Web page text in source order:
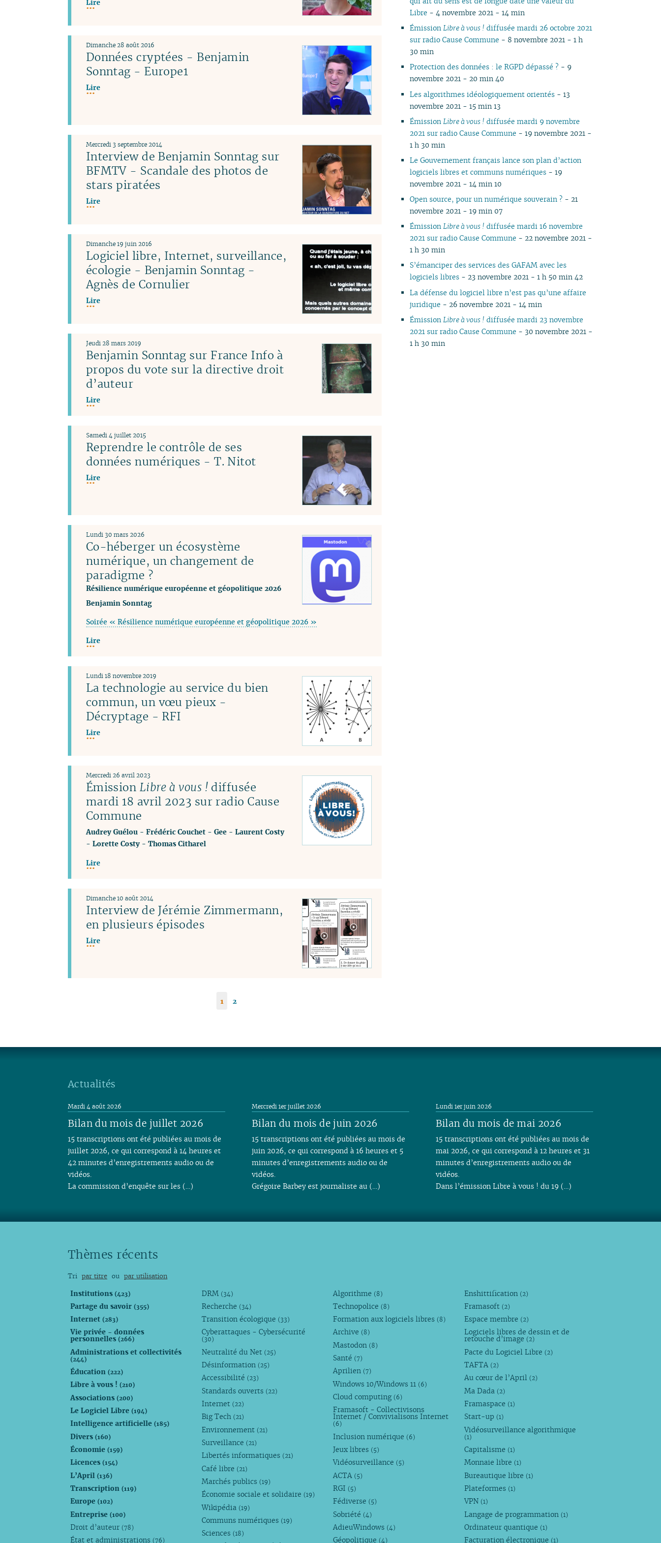
Lire
Données cryptées - Benjamin
Sonntag - Europe1
Dimanche 28 août 2016
Lire
Interview de Benjamin Sonntag sur
BFMTV - Scandale des photos de
stars piratées
Mercredi 3 septembre 2014
Lire
Logiciel libre, Internet, surveillance,
écologie - Benjamin Sonntag -
Agnès de Cornulier
Dimanche 19 juin 2016
Lire
Benjamin Sonntag sur France Info à
propos du vote sur la directive droit
d’auteur
Jeudi 28 mars 2019
Lire
Reprendre le contrôle de ses
données numériques - T. Nitot
Samedi 4 juillet 2015
Lire
Co-héberger un écosystème
numérique, un changement de
paradigme ?
Résilience numérique européenne et géopolitique 2026
Lundi 30 mars 2026
Benjamin Sonntag
Soirée « Résilience numérique européenne et géopolitique 2026 »
Lire
La technologie au service du bien
commun, un vœu pieux -
Décryptage - RFI
Lundi 18 novembre 2019
Lire
Émission Libre à vous !diffusée
mardi 18 avril 2023 sur radio Cause
Commune
Mercredi 26 avril 2023
Audrey Guélou- Frédéric Couchet- Gee- Laurent Costy
- Lorette Costy- Thomas Citharel
Lire
Interview de Jérémie Zimmermann,
en plusieurs épisodes
Dimanche 10 août 2014
Lire
1 2
03
03
03
03
05
05
05
04
Libre - 4 novembre 2021 - 14 min
ÉmissionLibre à vous ! diffusée mardi 26 octobre 2021
sur radio Cause Commune - 8 novembre 2021 - 1 h
30 min
Protection des données : le RGPD dépassé ? - 9
novembre 2021 - 20 min 40
Les algorithmes idéologiquement orientés - 13
novembre 2021 - 15 min 13
Émission Libre à vous ! diffusée mardi 9 novembre
2021 sur radio Cause Commune - 19 novembre 2021 -
1 h 30 min
Le Gouvernement français lance son plan d’action
logiciels libres et communs numériques - 19
novembre 2021 - 14 min 10
Open source, pour un numérique souverain ? - 21
novembre 2021 - 19 min 07
ÉmissionLibre à vous ! diffusée mardi 16 novembre
2021 sur radio Cause Commune - 22 novembre 2021 -
1 h 30 min
S’émanciper des services des GAFAM avec les
logiciels libres - 23 novembre 2021 - 1 h 50 min 42
La défense du logiciel libre n’est pas qu’une affaire
juridique - 26 novembre 2021 - 14 min
ÉmissionLibre à vous ! diffusée mardi 23 novembre
2021 sur radio Cause Commune - 30 novembre 2021 -
1 h 30 min
Actualités
Bilan du mois de juillet 2026
Mardi 4 août 2026
15 transcriptions ont été publiées au mois de
juillet 2026, ce qui correspond à 14 heures et
42 minutes d’enregistrements audio ou de
vidéos.
La commission d’enquête sur les (…)
Bilan du mois de juin 2026
Mercredi 1er juillet 2026
15 transcriptions ont été publiées au mois de
juin 2026, ce qui correspond à 16 heures et 5
minutes d’enregistrements audio ou de
vidéos.
Grégoire Barbey est journaliste au (…)
Bilan du mois de mai 2026
Lundi 1er juin 2026
15 transcriptions ont été publiées au mois de
mai 2026, ce qui correspond à 12 heures et 31
minutes d’enregistrements audio ou de
vidéos.
Dans l’émission Libre à vous ! du 19 (…)
Thèmes récents
Tri par titre ou par utilisation
Institutions(423)
Partage du savoir(355)
Internet(283)
Vie privée - données
personnelles(266)
Administrations et collectivités
(244)
Éducation(222)
Libre à vous !(210)
Associations(200)
Le Logiciel Libre(194)
Intelligence artificielle(185)
Divers(160)
Économie(159)
Licences(154)
L’April(136)
Transcription(119)
Europe(102)
Entreprise(100)
Droit d’auteur (78)
État et administrations (76)
DRM (34)
Recherche (34)
Transition écologique (33)
Cyberattaques - Cybersécurité
(30)
Neutralité du Net (25)
Désinformation (25)
Accessibilité (23)
Standards ouverts (22)
Internet (22)
Big Tech (21)
Environnement (21)
Surveillance (21)
Libertés informatiques (21)
Café libre (21)
Marchés publics (19)
Économie sociale et solidaire (19)
Wikipédia (19)
Communs numériques (19)
Sciences (18)
Algorithme (8)
Technopolice (8)
Formation aux logiciels libres (8)
Archive (8)
Mastodon (8)
Santé (7)
Aprilien (7)
Windows 10/Windows 11 (6)
Cloud computing (6)
Framasoft - Collectivisons
Internet / Convivialisons Internet
(6)
Inclusion numérique (6)
Jeux libres (5)
Vidéosurveillance (5)
ACTA (5)
RGI (5)
Fédiverse (5)
Sobriété (4)
AdieuWindows (4)
Géopolitique (4)
Enshittification (2)
Framasoft (2)
Espace membre (2)
Logiciels libres de dessin et de
retouche d’image (2)
Pacte du Logiciel Libre (2)
TAFTA (2)
Au cœur de l’April (2)
Ma Dada (2)
Framaspace (1)
Start-up (1)
Vidéosurveillance algorithmique
(1)
Capitalisme (1)
Monnaie libre (1)
Bureautique libre (1)
Plateformes (1)
VPN (1)
Langage de programmation (1)
Ordinateur quantique (1)
Facturation électronique (1)